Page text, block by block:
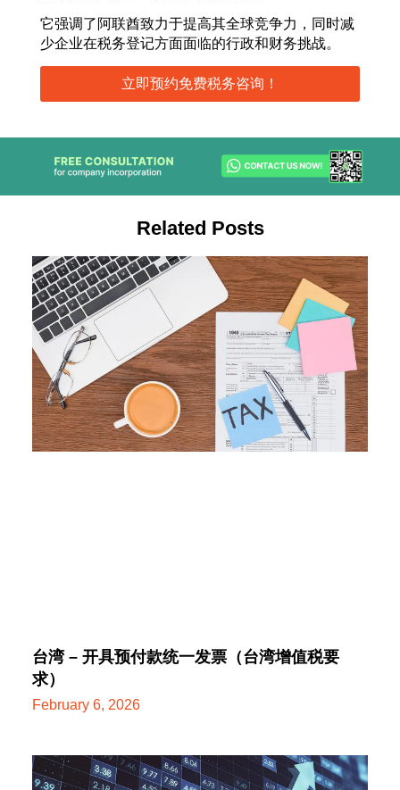
它强调了阿联酋致力于提高其全球竞争力，同时减
少企业在税务登记方面面临的行政和财务挑战。
立即预约免费税务咨询！
Related Posts
台湾 – 开具预付款统一发票（台湾增值税要
求）
February 6, 2026